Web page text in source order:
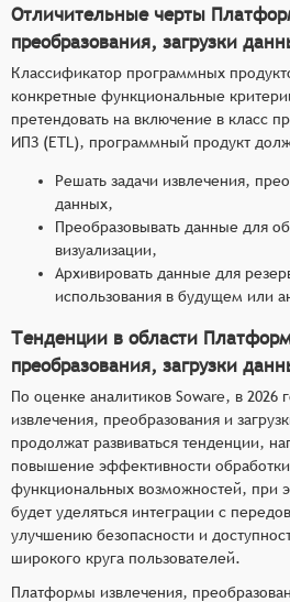
Отличительные черты
преобразования, загрузки
Классификатор программных
конкретные функциональные
претендовать на включение в класс
ИПЗ (ETL), программный продукт
Решать задачи извлечения,
данных,
Преобразовывать данные для
визуализации,
Архивировать данные для
использования в будущем или
Тенденции в области
преобразования, загрузки
По оценке аналитиков Soware, в 2026
извлечения, преобразования и
продолжат развиваться тенденции,
повышение эффективности
функциональных возможностей, при
будет уделяться интеграции с
улучшению безопасности и
широкого круга пользователей.
Платформы извлечения,